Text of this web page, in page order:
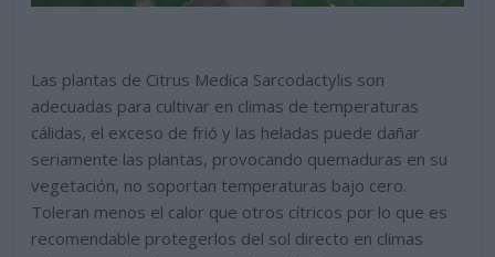
Las plantas de Citrus Medica Sarcodactylis son
adecuadas para cultivar en climas de temperaturas
cálidas, el exceso de frió y las heladas puede dañar
seriamente las plantas, provocando quemaduras en su
vegetación, no soportan temperaturas bajo cero.
Toleran menos el calor que otros cítricos por lo que es
recomendable protegerlos del sol directo en climas